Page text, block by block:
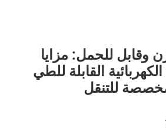
وقابل للحمل: مزايا
القابلة للطي
للتنقل